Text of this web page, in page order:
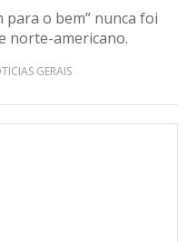
para o bem” nunca foi
norte-americano.
GERAIS